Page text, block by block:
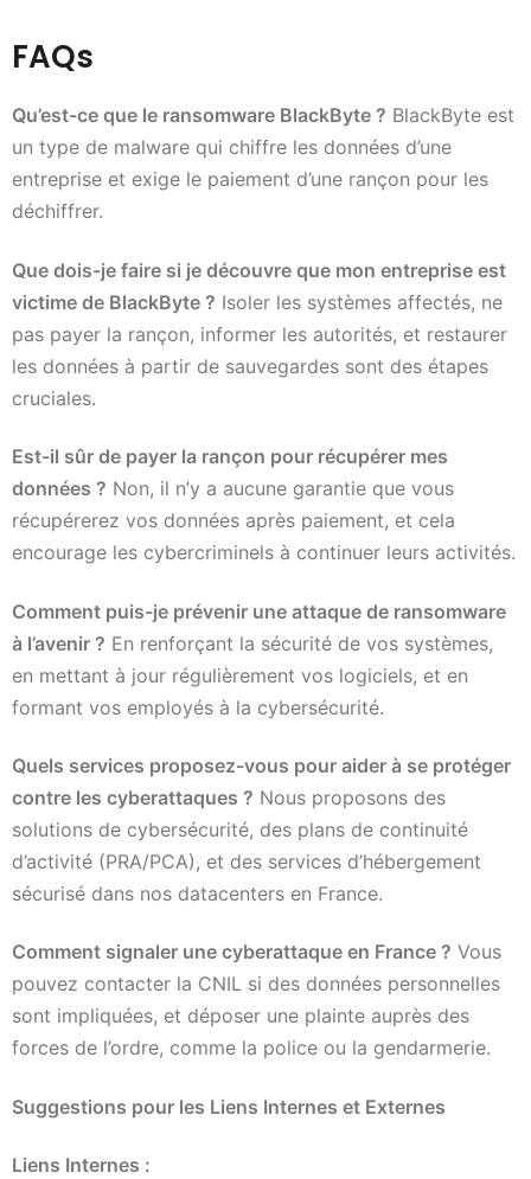
FAQs
Qu’est-ce que le ransomware BlackByte ? BlackByte est
un type de malware qui chiffre les données d’une
entreprise et exige le paiement d’une rançon pour les
déchiffrer.
Que dois-je faire si je découvre que mon entreprise est
victime de BlackByte ? Isoler les systèmes affectés, ne
pas payer la rançon, informer les autorités, et restaurer
les données à partir de sauvegardes sont des étapes
cruciales.
Est-il sûr de payer la rançon pour récupérer mes
données ? Non, il n’y a aucune garantie que vous
récupérerez vos données après paiement, et cela
encourage les cybercriminels à continuer leurs activités.
Comment puis-je prévenir une attaque de ransomware
à l’avenir ? En renforçant la sécurité de vos systèmes,
en mettant à jour régulièrement vos logiciels, et en
formant vos employés à la cybersécurité.
Quels services proposez-vous pour aider à se protéger
contre les cyberattaques ? Nous proposons des
solutions de cybersécurité, des plans de continuité
d’activité (PRA/PCA), et des services d’hébergement
sécurisé dans nos datacenters en France.
Comment signaler une cyberattaque en France ? Vous
pouvez contacter la CNIL si des données personnelles
sont impliquées, et déposer une plainte auprès des
forces de l’ordre, comme la police ou la gendarmerie.
Suggestions pour les Liens Internes et Externes
Liens Internes :